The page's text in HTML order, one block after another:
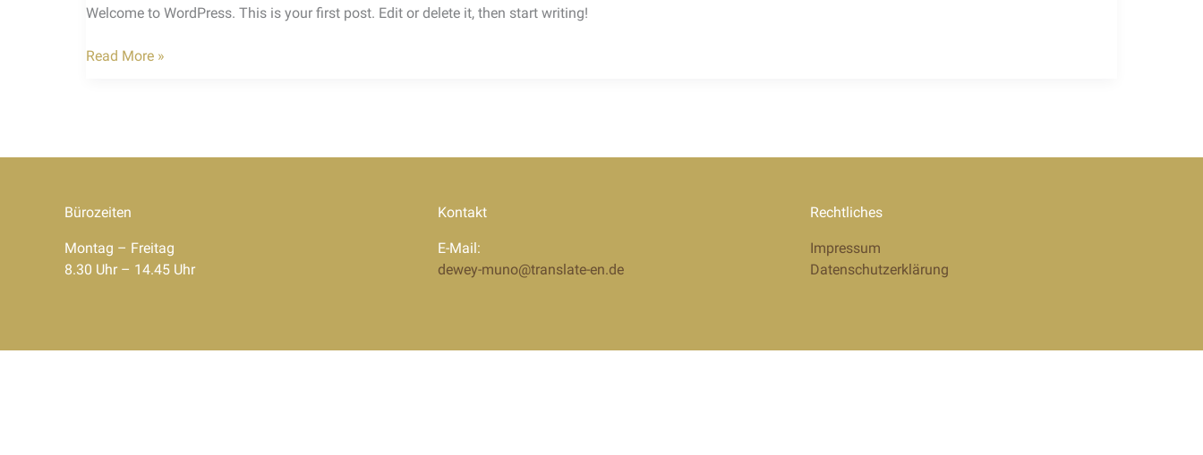
Welcome to WordPress. This is your first post. Edit or delete it, then start writing!
Hello
Read More »
Bürozeiten
Montag – Freitag
8.30 Uhr – 14.45 Uhr
Kontakt
E-Mail:
dewey-muno@translate-en.de
Rechtliches
Impressum
Datenschutzerklärung